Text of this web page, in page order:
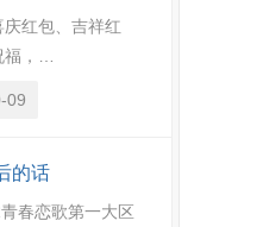
庆红包、吉祥红
，…
09
的话
春恋歌第一大区